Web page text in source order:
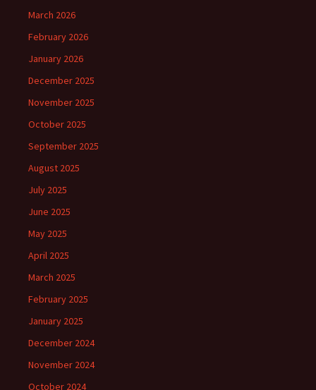
March 2026
February 2026
January 2026
December 2025
November 2025
October 2025
September 2025
August 2025
July 2025
June 2025
May 2025
April 2025
March 2025
February 2025
January 2025
December 2024
November 2024
October 2024